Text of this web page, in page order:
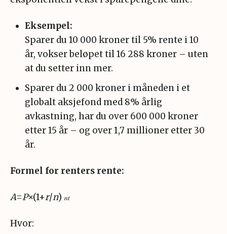
Eksempel:
Sparer du 10 000 kroner til 5% rente i 10
år, vokser beløpet til 16 288 kroner – uten
at du setter inn mer.
Sparer du 2 000 kroner i måneden i et
globalt aksjefond med 8% årlig
avkastning, har du over 600 000 kroner
etter 15 år – og over 1,7 millioner etter 30
år.
Formel for renters rente:
A=P×(1+r/n) nt
Hvor: